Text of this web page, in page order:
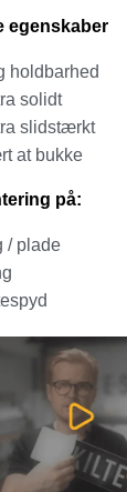
egenskaber
holdbarhed
solidt
slidstærkt
at bukke
på:
/ plade